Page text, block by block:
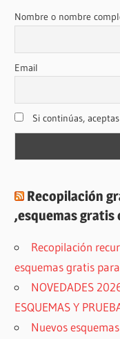
Nombre o nombre
Email
Si continúas,
Recopilación
,esquemas gratis
Recopilación
esquemas gratis
NOVEDADES
ESQUEMAS Y
Nuevos